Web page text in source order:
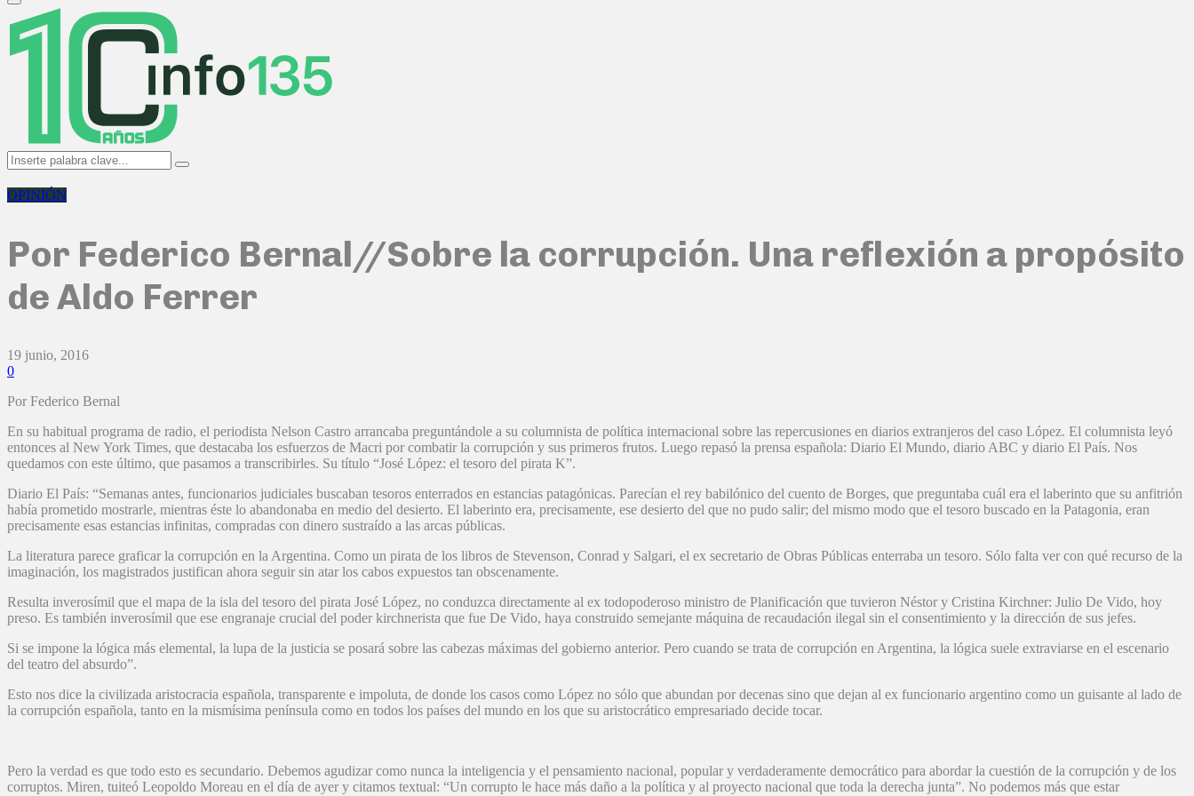
Primary
Menu
Search
for:
Search
OPINIÓN
Por Federico Bernal//Sobre la corrupción. Una reflexión a propósito
de Aldo Ferrer
19 junio, 2016
0
Por Federico Bernal
En su habitual programa de radio, el periodista Nelson Castro arrancaba preguntándole a su columnista de política internacional sobre las repercusiones en diarios extranjeros del caso López. El columnista leyó
entonces al New York Times, que destacaba los esfuerzos de Macri por combatir la corrupción y sus primeros frutos. Luego repasó la prensa española: Diario El Mundo, diario ABC y diario El País. Nos
quedamos con este último, que pasamos a transcribirles. Su título “José López: el tesoro del pirata K”.
Diario El País: “Semanas antes, funcionarios judiciales buscaban tesoros enterrados en estancias patagónicas. Parecían el rey babilónico del cuento de Borges, que preguntaba cuál era el laberinto que su anfitrión
había prometido mostrarle, mientras éste lo abandonaba en medio del desierto. El laberinto era, precisamente, ese desierto del que no pudo salir; del mismo modo que el tesoro buscado en la Patagonia, eran
precisamente esas estancias infinitas, compradas con dinero sustraído a las arcas públicas.
La literatura parece graficar la corrupción en la Argentina. Como un pirata de los libros de Stevenson, Conrad y Salgari, el ex secretario de Obras Públicas enterraba un tesoro. Sólo falta ver con qué recurso de la
imaginación, los magistrados justifican ahora seguir sin atar los cabos expuestos tan obscenamente.
Resulta inverosímil que el mapa de la isla del tesoro del pirata José López, no conduzca directamente al ex todopoderoso ministro de Planificación que tuvieron Néstor y Cristina Kirchner: Julio De Vido, hoy
preso. Es también inverosímil que ese engranaje crucial del poder kirchnerista que fue De Vido, haya construido semejante máquina de recaudación ilegal sin el consentimiento y la dirección de sus jefes.
Si se impone la lógica más elemental, la lupa de la justicia se posará sobre las cabezas máximas del gobierno anterior. Pero cuando se trata de corrupción en Argentina, la lógica suele extraviarse en el escenario
del teatro del absurdo”.
Esto nos dice la civilizada aristocracia española, transparente e impoluta, de donde los casos como López no sólo que abundan por decenas sino que dejan al ex funcionario argentino como un guisante al lado de
la corrupción española, tanto en la mismísima península como en todos los países del mundo en los que su aristocrático empresariado decide tocar.
Pero la verdad es que todo esto es secundario. Debemos agudizar como nunca la inteligencia y el pensamiento nacional, popular y verdaderamente democrático para abordar la cuestión de la corrupción y de los
corruptos. Miren, tuiteó Leopoldo Moreau en el día de ayer y citamos textual: “Un corrupto le hace más daño a la política y al proyecto nacional que toda la derecha junta”. No podemos más que estar